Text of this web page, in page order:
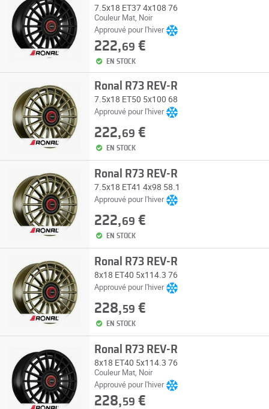
7.5x18 ET37 4x108 76
Couleur Mat, Noir
Approuvé pour l'hiver
222,69 €
EN STOCK
Ronal R73 REV-R
7.5x18 ET50 5x100 68
Approuvé pour l'hiver
222,69 €
EN STOCK
Ronal R73 REV-R
7.5x18 ET41 4x98 58.1
Approuvé pour l'hiver
222,69 €
EN STOCK
Ronal R73 REV-R
8x18 ET40 5x114.3 76
Approuvé pour l'hiver
228,59 €
EN STOCK
Ronal R73 REV-R
8x18 ET40 5x114.3 76
Couleur Mat, Noir
Approuvé pour l'hiver
228,59 €